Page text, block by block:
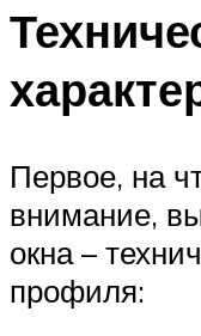
Первое, на
внимание,
окна –
профиля: